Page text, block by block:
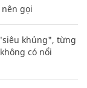
gọi
khủng", từng
có nổi